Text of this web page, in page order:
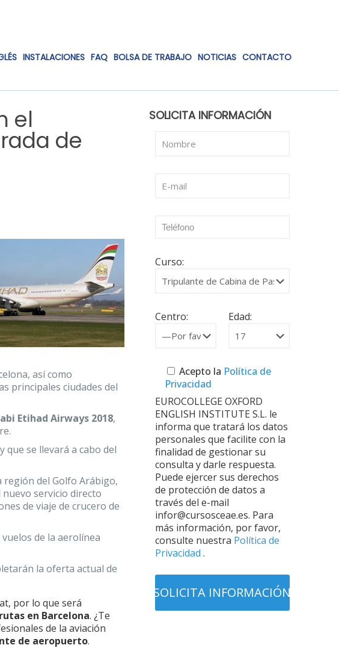
INSTALACIONES FAQ BOLSA DE TRABAJO NOTICIAS CONTACTO
el
de
así como
principales ciudades del
Etihad Airways 2018,
que se llevará a cabo del
región del Golfo Arábigo,
nuevo servicio directo
de viaje de crucero de
de la aerolínea
la oferta actual de
por lo que será
en Barcelona. ¿Te
de la aviación
de aeropuerto.
SOLICITA INFORMACIÓN
Curso:
Centro: Edad:
Acepto la Política de
Privacidad
EUROCOLLEGE OXFORD
ENGLISH INSTITUTE S.L. le
informa que tratará los datos
personales que facilite con la
finalidad de gestionar su
consulta y darle respuesta.
Puede ejercer sus derechos
de protección de datos a
través del e-mail
infor@cursosceae.es. Para
más información, por favor,
consulte nuestra Política de
Privacidad .